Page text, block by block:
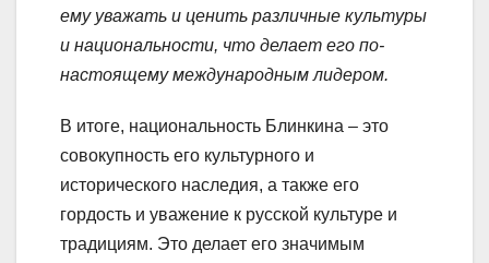
ему уважать и ценить различные культуры
и национальности, что делает его по-
настоящему международным лидером.
В итоге, национальность Блинкина – это
совокупность его культурного и
исторического наследия, а также его
гордость и уважение к русской культуре и
традициям. Это делает его значимым